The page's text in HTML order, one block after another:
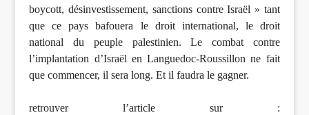
boycott, désinvestissement, sanctions contre Israël » tant
que ce pays bafouera le droit international, le droit
national du peuple palestinien. Le combat contre
l’implantation d’Israël en Languedoc-Roussillon ne fait
que commencer, il sera long. Et il faudra le gagner.
retrouver l’article sur :